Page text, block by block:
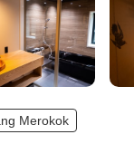
Merokok